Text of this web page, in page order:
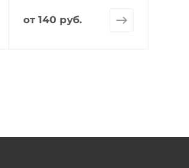
от 140 руб.